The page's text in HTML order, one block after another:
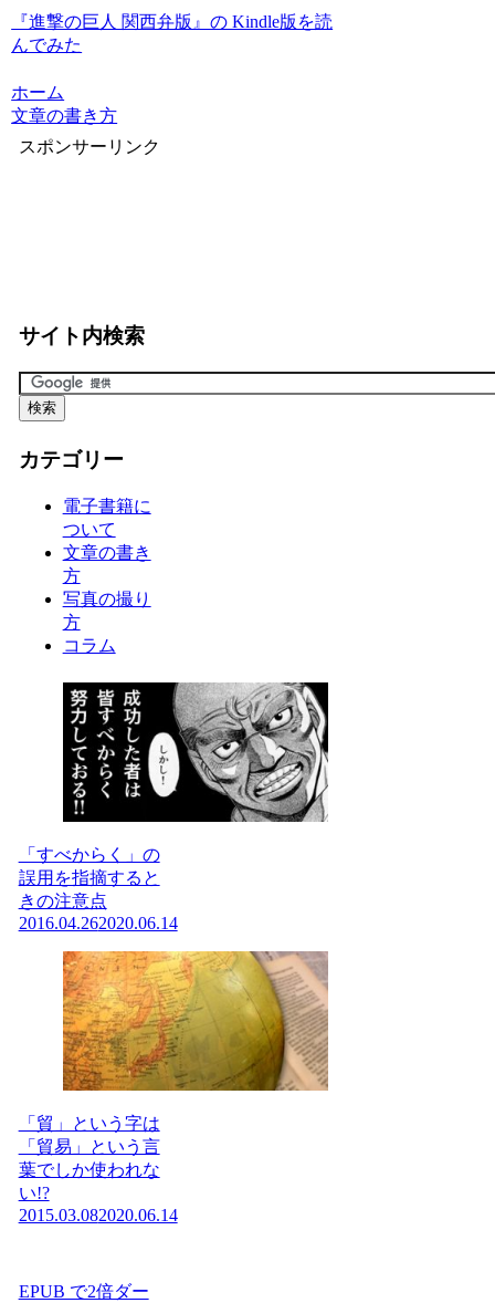
『進撃の巨人 関西弁版』の Kindle版を読
んでみた
ホーム
文章の書き方
スポンサーリンク
サイト内検索
カテゴリー
電子書籍に
ついて
文章の書き
方
写真の撮り
方
コラム
「すべからく」の
誤用を指摘すると
きの注意点
2016.04.262020.06.14
「貿」という字は
「貿易」という言
葉でしか使われな
い!?
2015.03.082020.06.14
EPUB で2倍ダー